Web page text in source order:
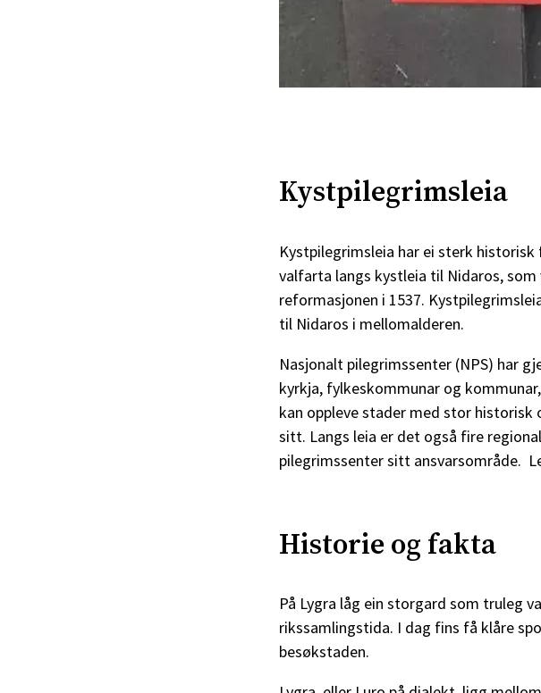
Kystpilegrimsleia
Kystpilegrimsleia har ei sterk
valfarta langs kystleia til Nidaros,
reformasjonen i 1537.
til Nidaros i mellomalderen.
Nasjonalt pilegrimssenter (NPS) har
kyrkja, fylkeskommunar og
kan oppleve stader med stor
sitt. Langs leia er det også fire
pilegrimssenter sitt ansvarsområde.
Historie og fakta
På Lygra låg ein storgard som truleg
rikssamlingstida. I dag fins få klåre
besøkstaden.